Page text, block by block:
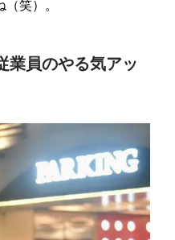
笑）。
業員のやる気アッ